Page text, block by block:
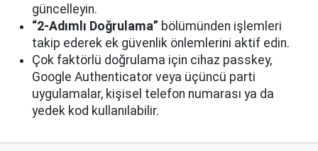
güncelleyin.
“2-Adımlı Doğrulama” bölümünden işlemleri
takip ederek ek güvenlik önlemlerini aktif edin.
Çok faktörlü doğrulama için cihaz passkey,
Google Authenticator veya üçüncü parti
uygulamalar, kişisel telefon numarası ya da
yedek kod kullanılabilir.